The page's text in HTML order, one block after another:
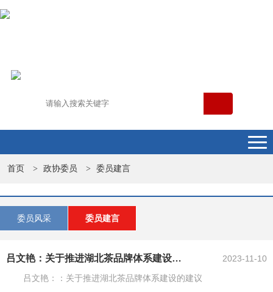
首页 > 政协委员 > 委员建言
委员风采 委员建言
吕文艳：关于推进湖北茶品牌体系建设的建议 ——在省政协十三届常委会第四...
2023-11-10
吕文艳：：关于推进湖北茶品牌体系建设的建议